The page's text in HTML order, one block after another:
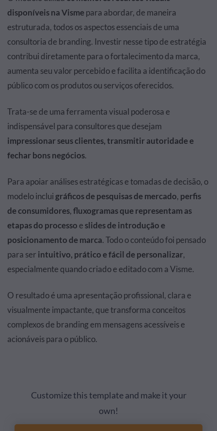
disponíveis na Vismepara abordar, de maneira
estruturada, todos os aspectos essenciais de uma
consultoria de branding. Investir nesse tipo de estratégia
contribui diretamente para o fortalecimento da marca,
aumenta seu valor percebido e facilita a identificação do
público com os produtos ou serviços oferecidos.
Trata-se de uma ferramenta visual poderosa e
indispensável para consultores que desejam
impressionar seus clientes, transmitir autoridade e
fechar bons negócios.
Para apoiar análises estratégicas e tomadas de decisão, o
modelo inclui gráficos de pesquisas de mercado, perfis
de consumidores,fluxogramas que representam as
etapas do processo eslides de introdução e
posicionamento de marca. Todo o conteúdo foi pensado
para ser intuitivo, prático e fácil de personalizar,
especialmente quando criado e editado com a Visme.
O resultado é uma apresentação profissional, clara e
visualmente impactante, que transforma conceitos
complexos de branding em mensagens acessíveis e
acionáveis para o público.
Customize this template and make it your
own!